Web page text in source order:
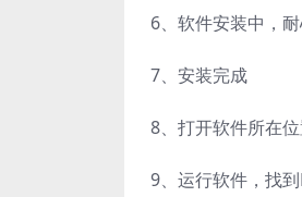
6、 软件安装中，
7、 安装完成
8、 打开软件所在
9、 运行软件，找